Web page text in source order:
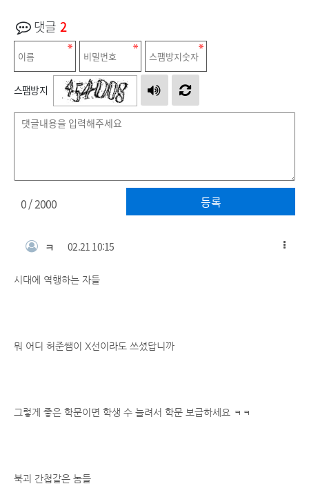
댓글 2
스팸방지
등록
0/ 2000
ㅋ 02.21 10:15
시대에 역행하는 자들
뭐 어디 허준쌤이 X선이라도 쓰셨답니까
그렇게 좋은 학문이면 학생 수 늘려서 학문 보급하세요 ㅋㅋ
북괴 간첩같은 놈들